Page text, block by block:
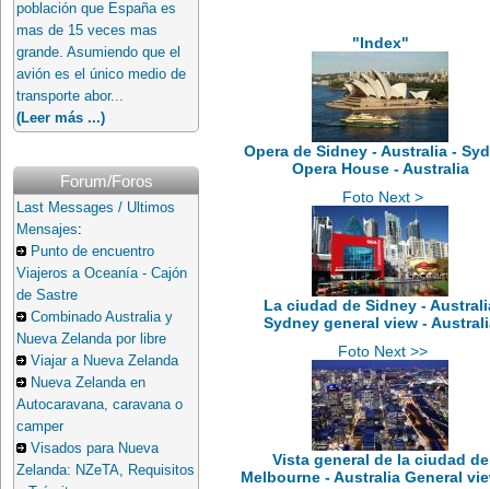
población que España es
mas de 15 veces mas
grande. Asumiendo que el
avión es el único medio de
transporte abor...
(Leer más ...)
Forum/Foros
Last Messages / Ultimos
Mensajes:
Punto de encuentro
Viajeros a Oceanía - Cajón
de Sastre
Combinado Australia y
Nueva Zelanda por libre
Viajar a Nueva Zelanda
Nueva Zelanda en
Autocaravana, caravana o
camper
Visados para Nueva
Zelanda: NZeTA, Requisitos
"Index"
Opera de Sidney - Australia -
Opera House - Australia
Foto Next >
La ciudad de Sidney -
Sydney general view -
Foto Next >>
Vista general de la ciudad de
Melbourne - Australia General